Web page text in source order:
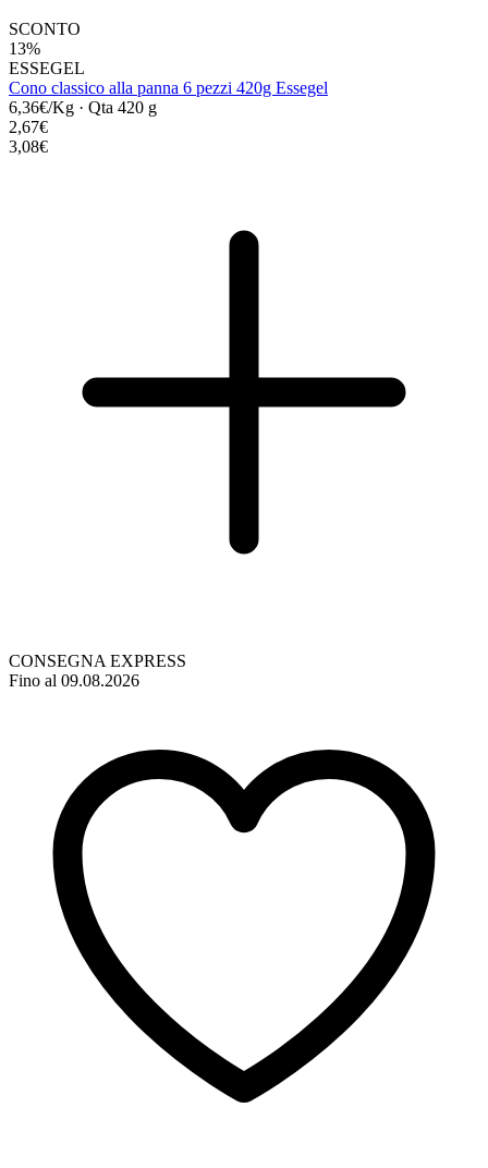
SCONTO
13%
ESSEGEL
Cono classico alla panna 6 pezzi 420g Essegel
6,36€/Kg · Qta 420 g
2,67€
3,08€
CONSEGNA EXPRESS
Fino al 09.08.2026